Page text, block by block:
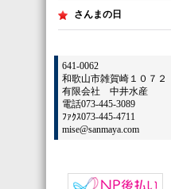
さんまの日
641-0062
和歌山市雑賀崎１０７２
有限会社 中井水産
電話073-445-3089
ﾌｧｸｽ073-445-4711
mise@sanmaya.com